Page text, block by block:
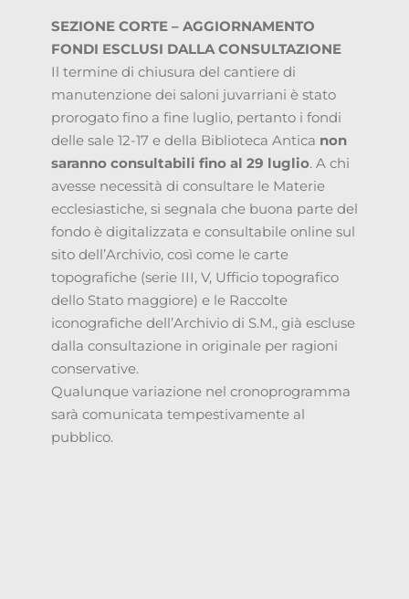
SEZIONE CORTE – AGGIORNAMENTO
FONDI ESCLUSI DALLA CONSULTAZIONE
Il termine di chiusura del cantiere di
manutenzione dei saloni juvarriani è stato
prorogato fino a fine luglio, pertanto i fondi
delle sale 12-17 e della Biblioteca Antica non
saranno consultabili fino al 29 luglio. A chi
avesse necessità di consultare le Materie
ecclesiastiche, si segnala che buona parte del
fondo è digitalizzata e consultabile online sul
sito dell’Archivio, così come le carte
topografiche (serie III, V, Ufficio topografico
dello Stato maggiore) e le Raccolte
iconografiche dell’Archivio di S.M., già escluse
dalla consultazione in originale per ragioni
conservative.
Qualunque variazione nel cronoprogramma
sarà comunicata tempestivamente al
pubblico.